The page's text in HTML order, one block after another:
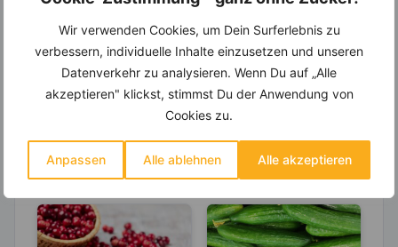
Wir verwenden Cookies, um Dein Surferlebnis zu
verbessern, individuelle Inhalte einzusetzen und unseren
Datenverkehr zu analysieren. Wenn Du auf „Alle
akzeptieren" klickst, stimmst Du der Anwendung von
Cookies zu.
Anpassen Alle ablehnen Alle akzeptieren
Entdecke dieinvikoo-Mitgliedschaft und erhalte
um Deine Ernährung optimal zu gestalten.
Erfahre mehr über die Zutaten
dieses Rezepts